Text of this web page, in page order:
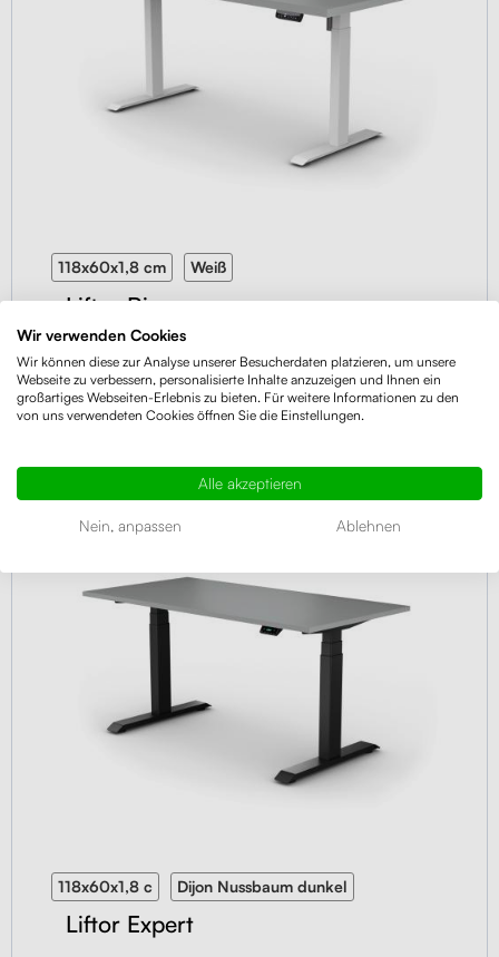
118x60x1,8 cm Weiß
Liftor Rise
AUF LAGER 5+ STK.
−26 %
619,00 €
459,00 €
UNSER TIPP
4.92(680×)
118x60x1,8 c Dijon Nussbaum dunkel
Liftor Expert
Wir verwenden Cookies
Wir können diese zur Analyse unserer Besucherdaten platzieren, um unsere
Webseite zu verbessern, personalisierte Inhalte anzuzeigen und Ihnen ein
großartiges Webseiten-Erlebnis zu bieten. Für weitere Informationen zu den
von uns verwendeten Cookies öffnen Sie die Einstellungen.
Alle akzeptieren
Nein, anpassen Ablehnen